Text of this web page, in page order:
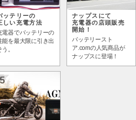
ッテリーの
しい充電方法
電器でバッテリーの
能を最大限に引き出
う。
ナップスにて
充電器の店頭販売
開始！
バッテリースト
ア.comの人気商品が
ナップスに登場！
5